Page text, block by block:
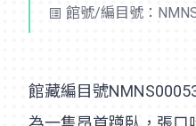
館號/編目號：
館藏編目號